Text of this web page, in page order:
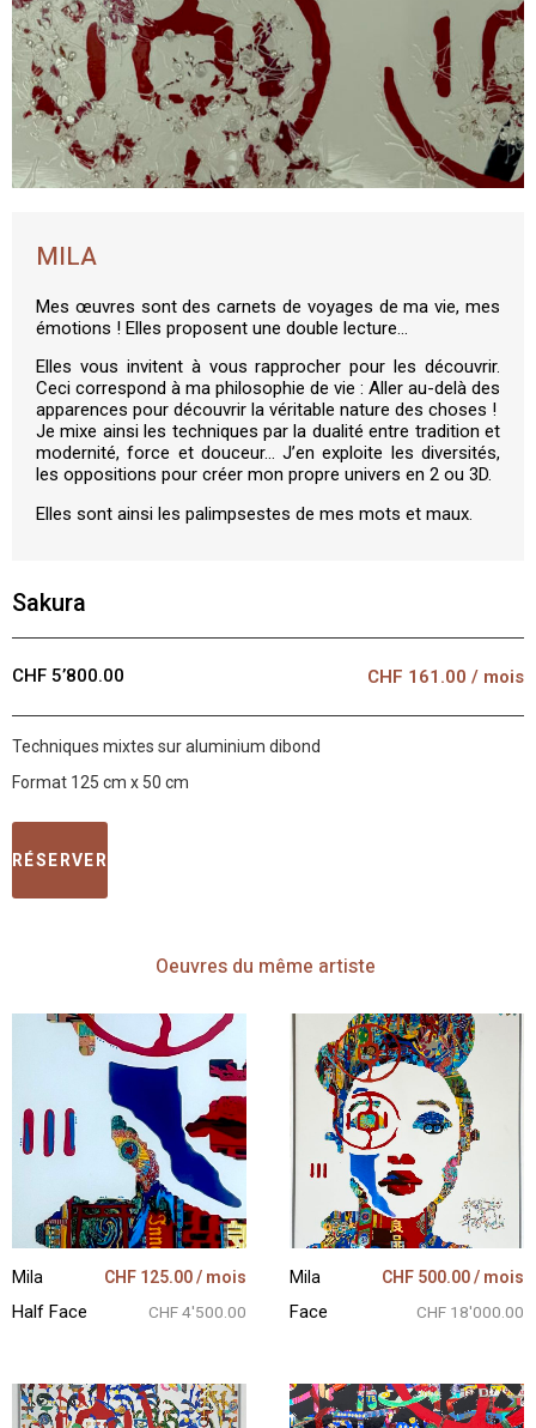
MILA
Mes œuvres sont des carnets de voyages de ma vie, mes
émotions ! Elles proposent une double lecture…
Elles vous invitent à vous rapprocher pour les découvrir.
Ceci correspond à ma philosophie de vie : Aller au-delà des
apparences pour découvrir la véritable nature des choses !
Je mixe ainsi les techniques par la dualité entre tradition et
modernité, force et douceur… J’en exploite les diversités,
les oppositions pour créer mon propre univers en 2 ou 3D.
Elles sont ainsi les palimpsestes de mes mots et maux.
Sakura
CHF 161.00 / mois
CHF 5’800.00
Techniques mixtes sur aluminium dibond
Format 125 cm x 50 cm
RÉSERVER
Oeuvresdu même artiste
Mila
Half Face
CHF 125.00/ mois
CHF 4'500.00
Mila
Face
CHF 500.00/ mois
CHF 18'000.00